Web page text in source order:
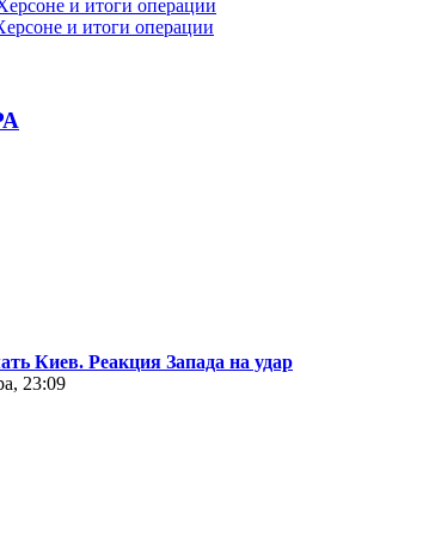
и итоги операции
Киев. Реакция Запада на удар
23:09